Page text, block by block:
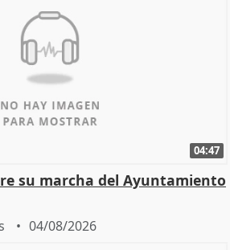
04:47
su marcha del Ayuntamiento
04/08/2026